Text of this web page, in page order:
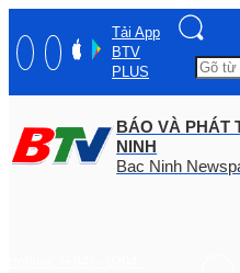
Tải App
BTV
PLUS
BÁO VÀ PHÁT
NINH
Bac Ninh